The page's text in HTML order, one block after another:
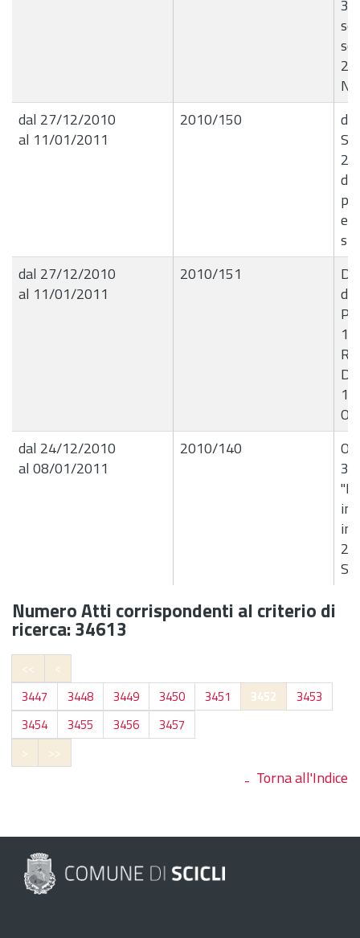
dal 27/12/2010
al 11/01/2011
2010/150
di
e
dal 27/12/2010
al 11/01/2011
2010/151
dal 24/12/2010
al 08/01/2011
2010/140
in
Numero Atti corrispondenti al criterio di
ricerca: 34613
<<
<
3447
3448 3449 3450 3451 3452
3453
3454
3455 3456
3457
>
>>
Torna all'Indice